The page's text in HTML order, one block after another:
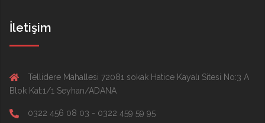
İletişim
Tellidere Mahallesi 72081 sokak Hatice Kayalı Sitesi No:3 A
Blok Kat:1/1 Seyhan/ADANA
0322 456 08 03 - 0322 459 59 95